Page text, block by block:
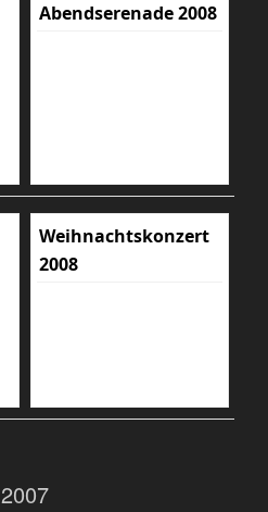
Abendserenade 2008
Weihnachtskonzert
2008
2007